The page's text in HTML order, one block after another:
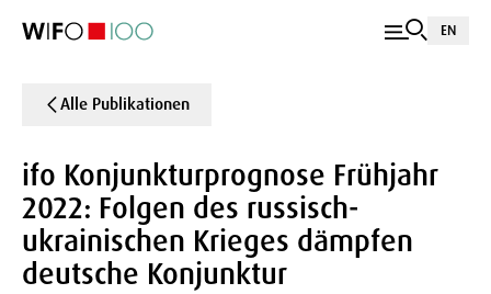
EN
Alle Publikationen
ifo Konjunkturprognose Frühjahr
2022: Folgen des russisch-
ukrainischen Krieges dämpfen
deutsche Konjunktur